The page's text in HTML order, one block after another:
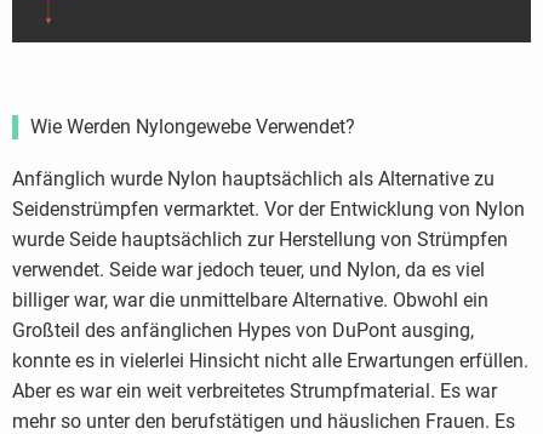
Wie Werden Nylongewebe Verwendet?
Anfänglich wurde Nylon hauptsächlich als Alternative zu
Seidenstrümpfen vermarktet. Vor der Entwicklung von Nylon
wurde Seide hauptsächlich zur Herstellung von Strümpfen
verwendet. Seide war jedoch teuer, und Nylon, da es viel
billiger war, war die unmittelbare Alternative. Obwohl ein
Großteil des anfänglichen Hypes von DuPont ausging,
konnte es in vielerlei Hinsicht nicht alle Erwartungen erfüllen.
Aber es war ein weit verbreitetes Strumpfmaterial. Es war
mehr so unter den berufstätigen und häuslichen Frauen. Es